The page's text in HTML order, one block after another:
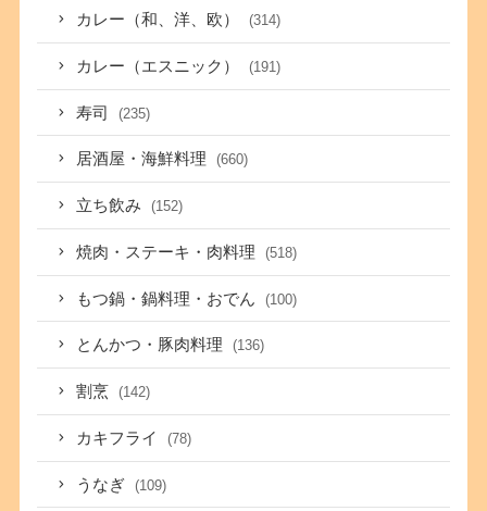
カレー（和、洋、欧） (314)
カレー（エスニック） (191)
寿司 (235)
居酒屋・海鮮料理 (660)
立ち飲み (152)
焼肉・ステーキ・肉料理 (518)
もつ鍋・鍋料理・おでん (100)
とんかつ・豚肉料理 (136)
割烹 (142)
カキフライ (78)
うなぎ (109)